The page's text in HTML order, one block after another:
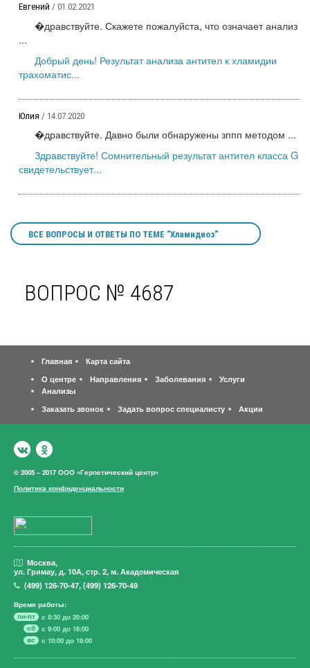
Евгений / 01.02.2021
�дравствуйте. Скажете пожалуйста, что означает анализ
...
Добрый день! Результат анализа антител к хламидии
трахоматис...
Юлия / 14.07.2020
�дравствуйте. Давно были обнаружены зппп методом ...
Здравствуйте! Сомнительный результат антител класса G
свидетельствует...
ВСЕ ВОПРОСЫ И ОТВЕТЫ ПО ТЕМЕ "Хламидиоз"
ВОПРОС № 4687
Главная
Карта сайта
О центре
Направления Заболевания
Услуги
Анализы
Заказать звонок
Задать вопрос специалисту Акции
© 2005 – 2017 ООО «Герпетический центр»
Политика конфиденциальности
Москва,
ул. Гримау,д. 10А, стр. 2, м. Академическая
(499)126-70-47,(499)126-70-49
Время работы:
пн-пт
с 8:30 до 20:00
сб
с 9:00 до 16:00
вс
с 10:00 до 16:00